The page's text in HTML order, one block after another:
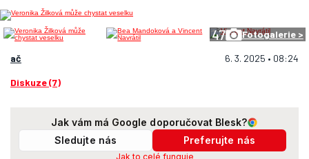
47 Fotogalerie >
ač 6. 3. 2025 • 08:24
Diskuze (7)
Jak vám má Google doporučovat Blesk?
Sledujte nás
Preferujte nás
Jak to celé funguje